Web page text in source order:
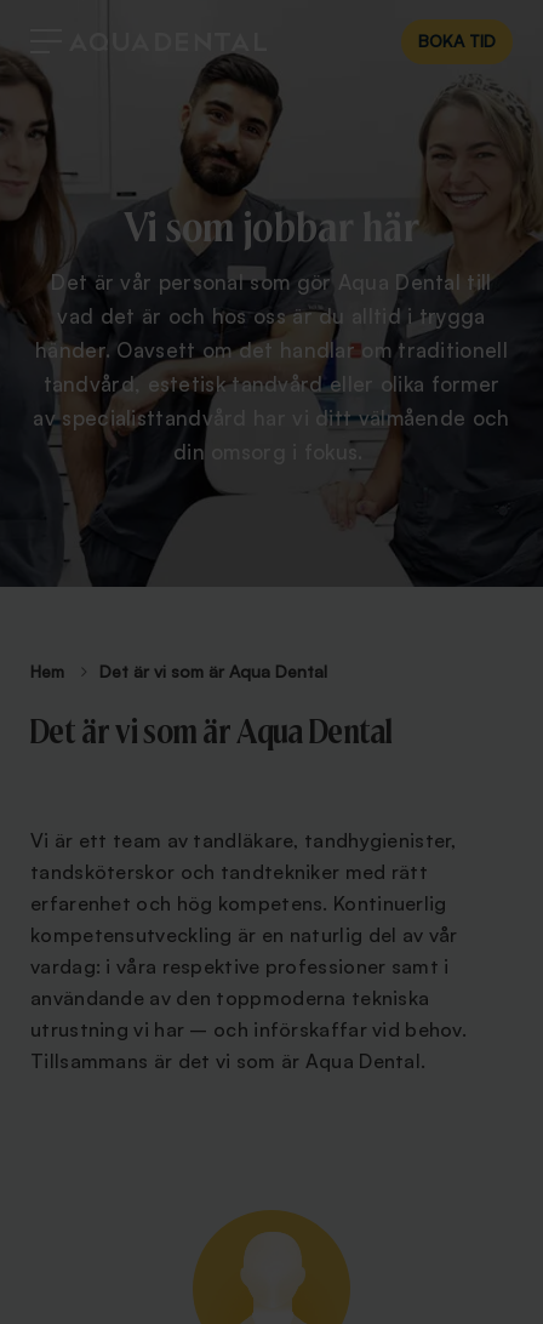
BOKA TID
Vi som jobbar här
Det är vår personal som gör Aqua Dental till
vad det är och hos oss är du alltid i trygga
händer. Oavsett om det handlar om traditionell
tandvård, estetisk tandvård eller olika former
av specialisttandvård har vi ditt välmående och
din omsorg i fokus.
Hem Det är vi som är Aqua Dental
Det är vi som är Aqua Dental
Vi är ett team av tandläkare, tandhygienister,
tandsköterskor och tandtekniker med rätt
erfarenhet och hög kompetens. Kontinuerlig
kompetensutveckling är en naturlig del av vår
vardag: i våra respektive professioner samt i
användande av den toppmoderna tekniska
utrustning vi har – och införskaffar vid behov.
Tillsammans är det vi som är Aqua Dental.